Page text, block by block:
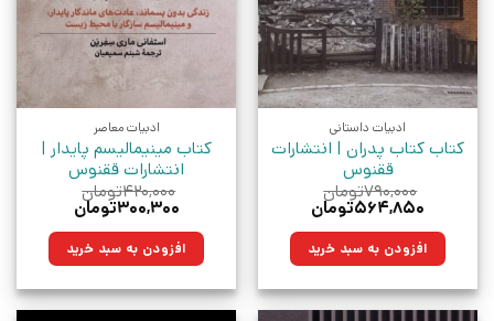
ادبیات داستانی
کتاب کتاب پدران | انتشارات
ققنوس
۷۹۰,۰۰۰تومان
قیمت
۷۹۰,۰۰۰تومان
بود.
۵۶۴,۸۵۰تومان
۵۶۴,۸۵۰تومان. افزودن به سبد خرید
ادبیات معاصر
کتاب مینیمالیسم پایدار |
انتشارات ققنوس
۴۲۰,۰۰۰تومان
قیمت
۴۲۰,۰۰۰تومان
بود.
۳۰۰,۳۰۰تومان
۳۰۰,۳۰۰تومان.افزودن به سبد خرید